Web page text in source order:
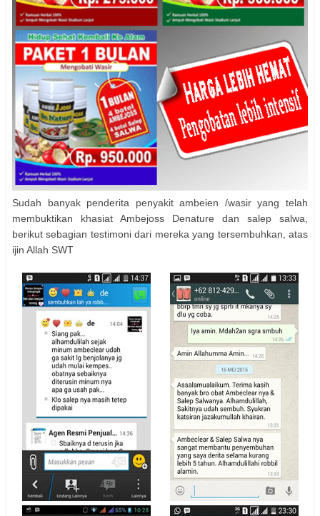
Sudah banyak penderita penyakit ambeien /wasir yang telah
membuktikan khasiat Ambejoss Denature dan salep salwa,
berikut sebagian testimoni dari mereka yang tersembuhkan, atas
ijin Allah SWT